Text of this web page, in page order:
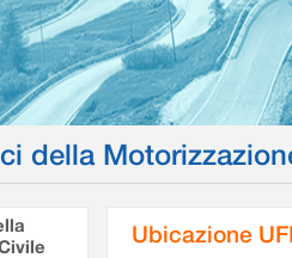
della
Ubicazione